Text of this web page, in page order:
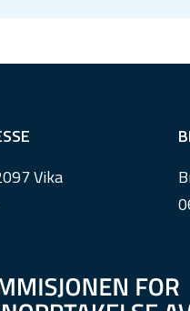
Vika